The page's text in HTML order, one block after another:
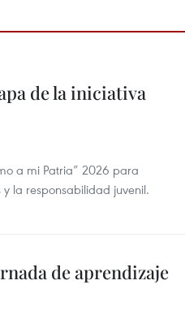
de la iniciativa
a mi Patria” 2026 para
la responsabilidad juvenil.
de aprendizaje